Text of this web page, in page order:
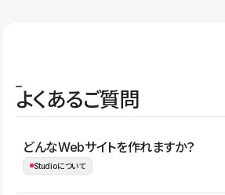
よくあるご質問
どんなWebサイトを作れますか？
Studioについて